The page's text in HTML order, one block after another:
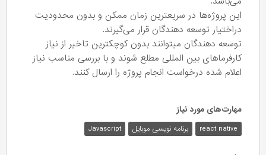
این پروژه‌ها در سریعترین زمان ممکن و بدون محدودیت
دراختیار توسعه دهندگان قرار می‌گیرند.
توسعه دهندگان میتوانند بدون کوچکترین تاخیر از نیاز
کارفرما‌های بین المللی مطلع شوند و با بررسی مناسب نیاز
اعلام شده درخواست انجام پروژه را ارسال کنند.
مهارت‌های مورد نیاز
react native برنامه نویسی موبایل Javascript